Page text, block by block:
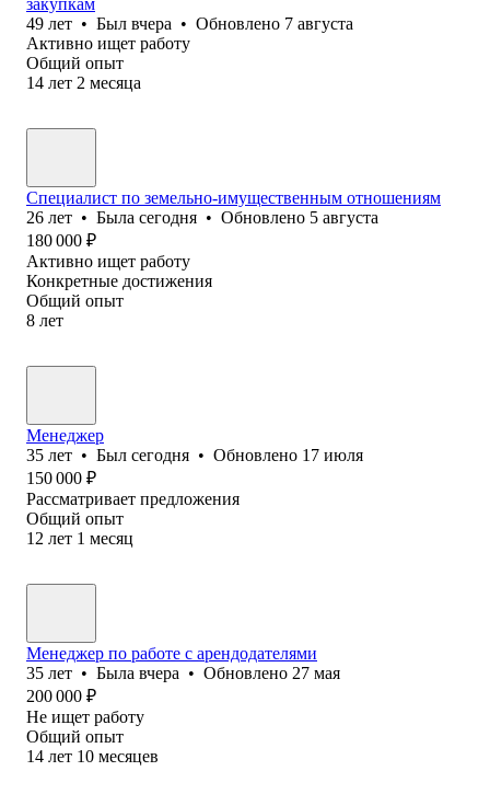
49 лет • Был вчера • Обновлено 7 августа
Активно ищет работу
Общий опыт
14 лет 2 месяца
Специалист по земельно-имущественным отношениям
26 лет • Была сегодня • Обновлено 5 августа
180 000 ₽
Активно ищет работу
Конкретные достижения
Общий опыт
8 лет
Менеджер
35 лет • Был сегодня • Обновлено 17 июля
150 000 ₽
Рассматривает предложения
Общий опыт
12 лет 1 месяц
Менеджер по работе с арендодателями
35 лет • Была вчера • Обновлено 27 мая
200 000 ₽
Не ищет работу
Общий опыт
14 лет 10 месяцев